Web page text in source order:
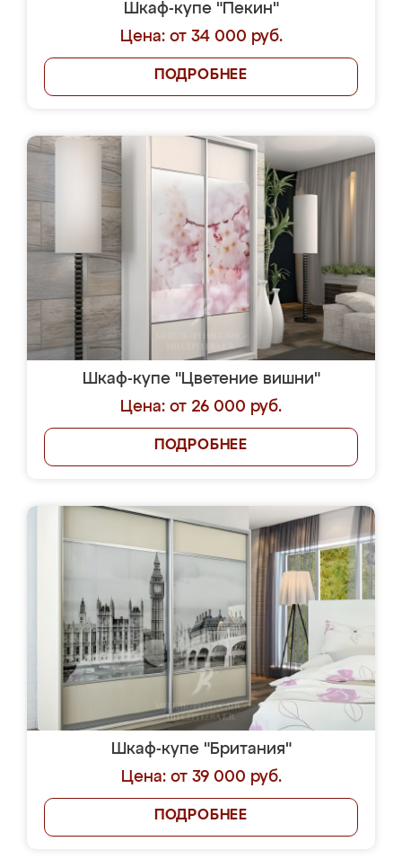
Шкаф-купе "Пекин"
Цена: от 34 000 руб.
ПОДРОБНЕЕ
Шкаф-купе "Цветение вишни"
Цена: от 26 000 руб.
ПОДРОБНЕЕ
Шкаф-купе "Британия"
Цена: от 39 000 руб.
ПОДРОБНЕЕ